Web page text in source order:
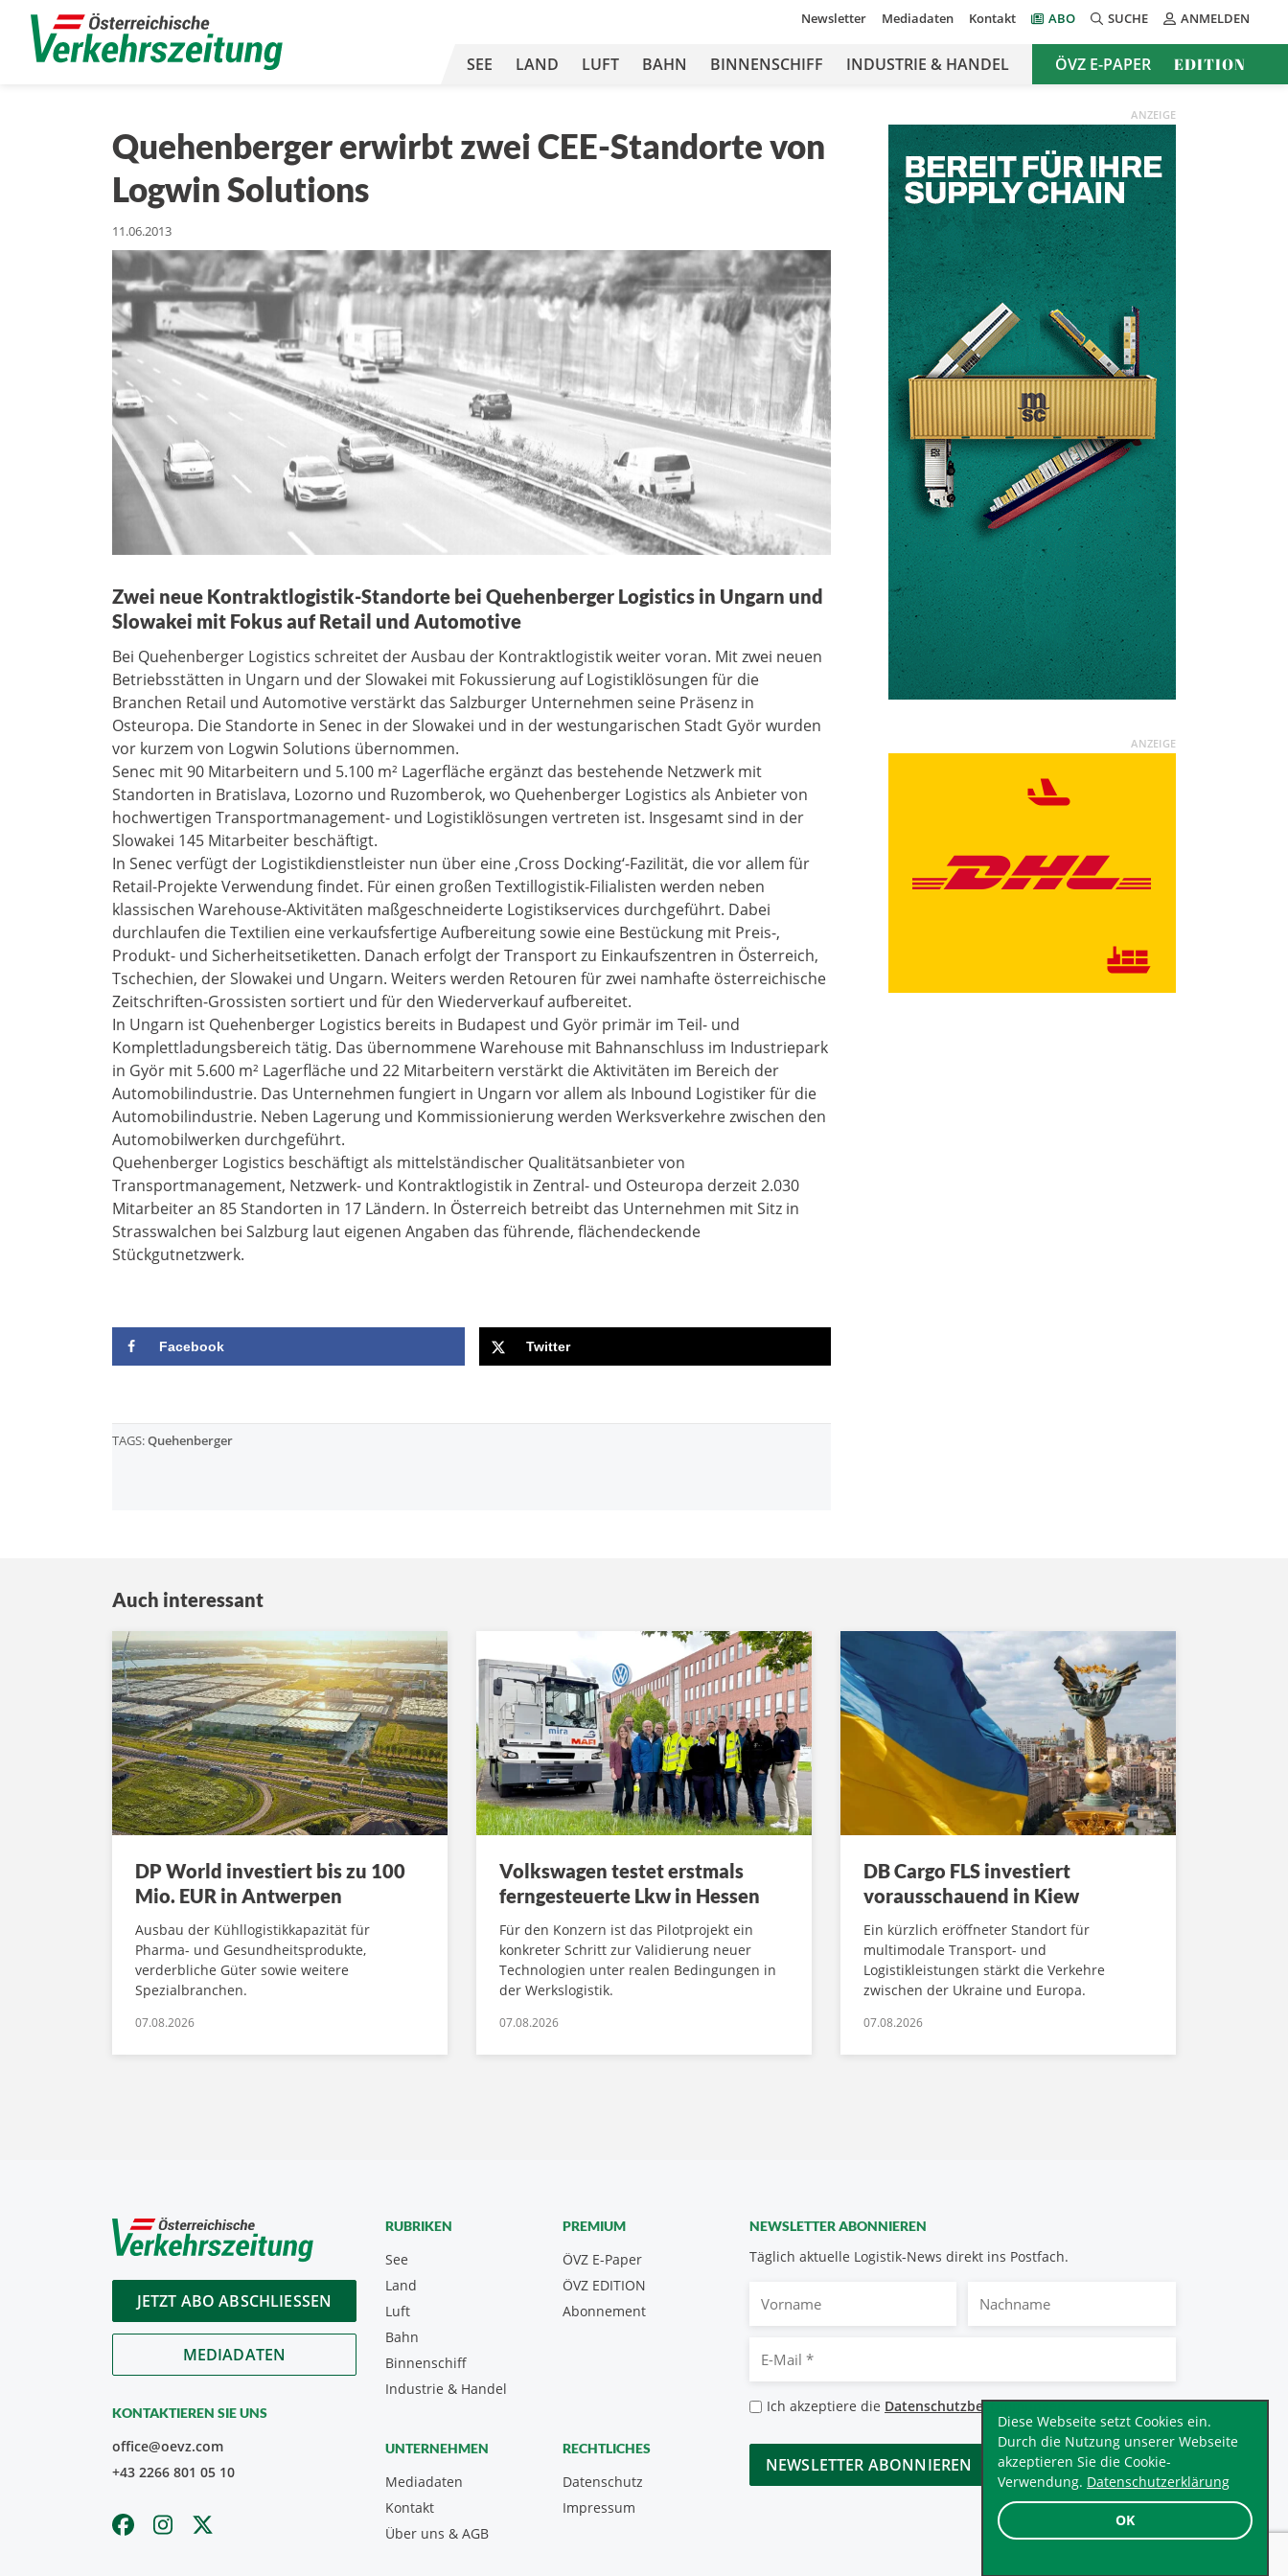
OK
Diese Webseite setzt Cookies ein.
Durch die Nutzung unserer Webseite
akzeptieren Sie die Cookie-
Verwendung. Datenschutzerklärung
Newsletter Mediadaten Kontakt ABO SUCHE ANMELDEN
SEE LAND LUFT BAHN BINNENSCHIFF INDUSTRIE & HANDEL ÖVZ E-PAPER EDITION
Quehenberger erwirbt zwei CEE-Standorte von
Logwin Solutions
11.06.2013
Zwei neue Kontraktlogistik-Standorte bei Quehenberger Logistics in Ungarn und
Slowakei mit Fokus auf Retail und Automotive
Bei Quehenberger Logistics schreitet der Ausbau der Kontraktlogistik weiter voran. Mit zwei neuen
Betriebsstätten in Ungarn und der Slowakei mit Fokussierung auf Logistiklösungen für die
Branchen Retail und Automotive verstärkt das Salzburger Unternehmen seine Präsenz in
Osteuropa. Die Standorte in Senec in der Slowakei und in der westungarischen Stadt Györ wurden
vor kurzem von Logwin Solutions übernommen.
Senec mit 90 Mitarbeitern und 5.100 m² Lagerfläche ergänzt das bestehende Netzwerk mit
Standorten in Bratislava, Lozorno und Ruzomberok, wo Quehenberger Logistics als Anbieter von
hochwertigen Transportmanagement- und Logistiklösungen vertreten ist. Insgesamt sind in der
Slowakei 145 Mitarbeiter beschäftigt.
In Senec verfügt der Logistikdienstleister nun über eine ‚Cross Docking‘-Fazilität, die vor allem für
Retail-Projekte Verwendung findet. Für einen großen Textillogistik-Filialisten werden neben
klassischen Warehouse-Aktivitäten maßgeschneiderte Logistikservices durchgeführt. Dabei
durchlaufen die Textilien eine verkaufsfertige Aufbereitung sowie eine Bestückung mit Preis-,
Produkt- und Sicherheitsetiketten. Danach erfolgt der Transport zu Einkaufszentren in Österreich,
Tschechien, der Slowakei und Ungarn. Weiters werden Retouren für zwei namhafte österreichische
Zeitschriften-Grossisten sortiert und für den Wiederverkauf aufbereitet.
In Ungarn ist Quehenberger Logistics bereits in Budapest und Györ primär im Teil- und
Komplettladungsbereich tätig. Das übernommene Warehouse mit Bahnanschluss im Industriepark
in Györ mit 5.600 m² Lagerfläche und 22 Mitarbeitern verstärkt die Aktivitäten im Bereich der
Automobilindustrie. Das Unternehmen fungiert in Ungarn vor allem als Inbound Logistiker für die
Automobilindustrie. Neben Lagerung und Kommissionierung werden Werksverkehre zwischen den
Automobilwerken durchgeführt.
Quehenberger Logistics beschäftigt als mittelständischer Qualitätsanbieter von
Transportmanagement, Netzwerk- und Kontraktlogistik in Zentral- und Osteuropa derzeit 2.030
Mitarbeiter an 85 Standorten in 17 Ländern. In Österreich betreibt das Unternehmen mit Sitz in
Strasswalchen bei Salzburg laut eigenen Angaben das führende, flächendeckende
Stückgutnetzwerk.
Facebook Twitter
TAGS:Quehenberger
ANZEIGE
ANZEIGE
Auch interessant
DP World investiert bis zu 100
Mio. EUR in Antwerpen
Ausbau der Kühllogistikkapazität für
Pharma- und Gesundheitsprodukte,
verderbliche Güter sowie weitere
Spezialbranchen.
07.08.2026
Volkswagen testet erstmals
ferngesteuerte Lkw in Hessen
Für den Konzern ist das Pilotprojekt ein
konkreter Schritt zur Validierung neuer
Technologien unter realen Bedingungen in
der Werkslogistik.
07.08.2026
DB Cargo FLS investiert
vorausschauend in Kiew
Ein kürzlich eröffneter Standort für
multimodale Transport- und
Logistikleistungen stärkt die Verkehre
zwischen der Ukraine und Europa.
07.08.2026
JETZT ABO ABSCHLIESSEN
MEDIADATEN
KONTAKTIEREN SIE UNS
office@oevz.com
+43 2266 801 05 10
NEWSLETTER ABONNIEREN
Täglich aktuelle Logistik-News direkt ins Postfach.
Mail
Datenschutzbestimmungen
Ich akzeptiere die Datenschutzbestimmungen.*
CAPTCHA
RUBRIKEN
See
Land
Luft
Bahn
Binnenschiff
Industrie & Handel
PREMIUM
ÖVZ E-Paper
Abonnement
ÖVZ EDITION
UNTERNEHMEN
Mediadaten
Kontakt
Über uns & AGB
RECHTLICHES
Datenschutz
Impressum